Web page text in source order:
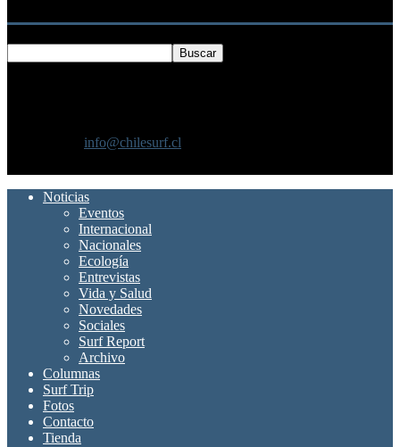
info@chilesurf.cl
Noticias
Eventos
Internacional
Nacionales
Ecología
Entrevistas
Vida y Salud
Novedades
Sociales
Surf Report
Archivo
Columnas
Surf Trip
Fotos
Contacto
Tienda